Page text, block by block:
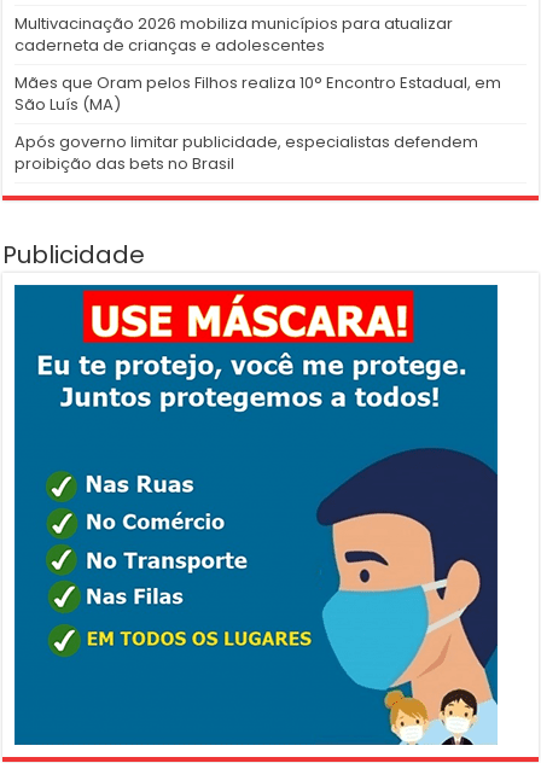
Multivacinação 2026 mobiliza municípios para atualizar
caderneta de crianças e adolescentes
Mães que Oram pelos Filhos realiza 10° Encontro Estadual, em
São Luís (MA)
Após governo limitar publicidade, especialistas defendem
proibição das bets no Brasil
Publicidade